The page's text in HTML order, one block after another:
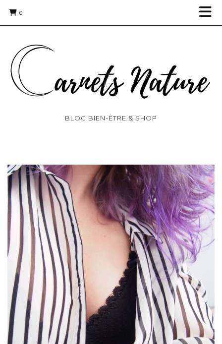
0
BLOG BIEN-ÊTRE & SHOP